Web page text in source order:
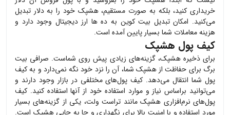
خریداری کنید، بلکه به صورت مستقیم،هشپک خود را به دلار تبدیل
می‌کنید. امکان تبدیل بیت کوین به ده ها ارز دیجیتال وجود دارد و
هزینه معاملات شما بسیار پایین آمده است.
کیف پول هشپک
برای ذخیرههشپک، گزینه‌های زیادی پیش روی شماست. صرافی بیت
برگ برای حفاظت ازهشپک شما، آن را نزد خود نگه نمی‌دارد و به کیف
پول شما انتقال می‌دهد. کیف پول‌های مختلفی در بازار وجود دارند و
می‌توانید براساس نیاز و موارد استفاده خود از آنها استفاده کنید. کیف
پول‌های نرم‌افزاری هشپکمانند تراست ولت، یکی از گزینه‌های بسیار
مورد استفاده و با امنیت بالا برای نگهداری و جا به جاییهشپک است.